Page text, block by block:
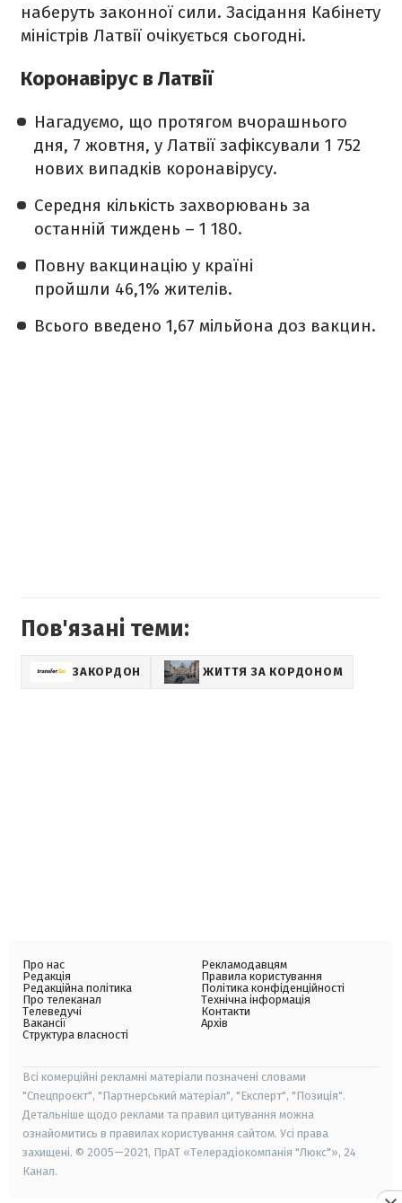
наберуть законної сили. Засідання Кабінету
міністрів Латвії очікується сьогодні.
Коронавірус в Латвії
Нагадуємо, що протягом вчорашнього
дня, 7 жовтня, у Латвії зафіксували 1 752
нових випадків коронавірусу.
Середня кількість захворювань за
останній тиждень – 1 180.
Повну вакцинацію у країні
пройшли 46,1% жителів.
Всього введено 1,67 мільйона доз вакцин.
Пов'язані теми:
ЗАКОРДОН ЖИТТЯ ЗА КОРДОНОМ
Про нас
Редакція
Редакційна політика
Про телеканал
Телеведучі
Вакансії
Структура власності
Рекламодавцям
Правила користування
Політика конфіденційності
Технічна інформація
Контакти
Архів
Всі комерційні рекламні матеріали позначені словами
"Спецпроєкт", "Партнерський матеріал", "Експерт", "Позиція".
Детальніше щодо реклами та правил цитування можна
ознайомитись в правилах користування сайтом. Усі права
захищені. © 2005—2021, ПрАТ «Телерадіокомпанія "Люкс"», 24
Канал.